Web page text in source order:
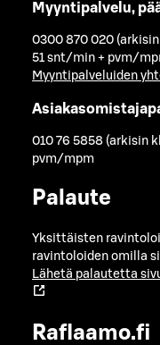
Myyntipalvelu,
0300 870 020
51 snt/min + pvm/
Myyntipalveluiden
010 76 5858 (arkisin
pvm/mpm
Palaute
Yksittäisten
ravintoloiden omilla
Lähetä palautetta
Raflaamo.fi